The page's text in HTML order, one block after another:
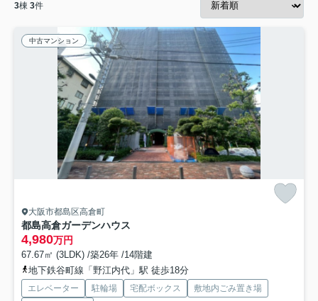
3棟 3件
中古マンション
大阪市都島区高倉町
都島高倉ガーデンハウス
4,980万円
67.67㎡ (3LDK) /築26年 /14階建
地下鉄谷町線「野江内代」駅 徒歩18分
エレベーター 駐輪場 宅配ボックス
敷地内ごみ置き場